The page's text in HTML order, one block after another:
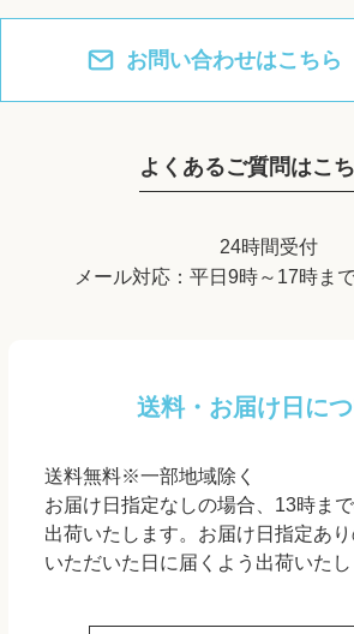
お問い合わせはこちら
よくあるご質問はこ
24時間受付
メール対応：平日9時～17時ま
送料・お届け日に
送料無料※一部地域除く
お届け日指定なしの場合、13時ま
出荷いたします。お届け日指定あ
いただいた日に届くよう出荷いたし